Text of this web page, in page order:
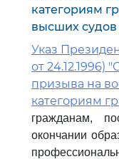
категориям
высших
Указ
от 24.12.1996)
призыва на
категориям
гражданам,
окончании